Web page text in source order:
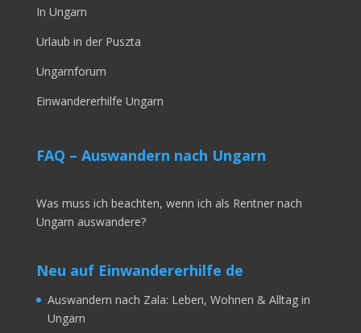
In Ungarn
Urlaub in der Puszta
Ungarnforum
Einwandererhilfe Ungarn
FAQ – Auswandern nach Ungarn
Was muss ich beachten, wenn ich als Rentner nach
Ungarn auswandere?
Neu auf Einwandererhilfe de
Auswandern nach Zala: Leben, Wohnen & Alltag in
Ungarn